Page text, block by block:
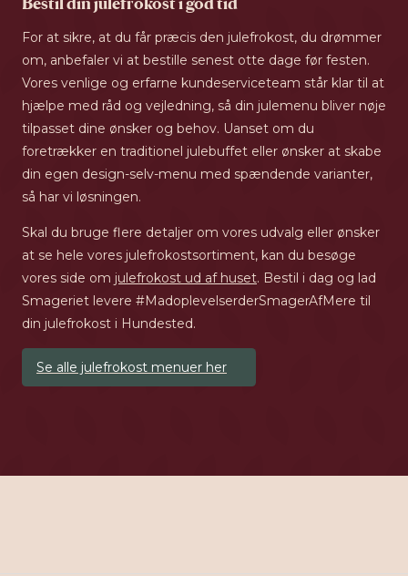
For at sikre, at du får præcis den julefrokost, du drømmer
om, anbefaler vi at bestille senest otte dage før festen.
Vores venlige og erfarne kundeserviceteam står klar til at
hjælpe med råd og vejledning, så din julemenu bliver nøje
tilpasset dine ønsker og behov. Uanset om du
foretrækker en traditionel julebuffet eller ønsker at skabe
din egen design-selv-menu med spændende varianter,
så har vi løsningen.
Skal du bruge flere detaljer om vores udvalg eller ønsker
at se hele vores julefrokostsortiment, kan du besøge
vores side om julefrokost ud af huset. Bestil i dag og lad
Smageriet levere #MadoplevelserderSmagerAfMere til
din julefrokost i Hundested.
Se alle julefrokost menuer her